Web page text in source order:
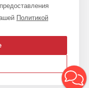
интернет-магазин, а
на нём,
и ни при каких
Российской
Политикой